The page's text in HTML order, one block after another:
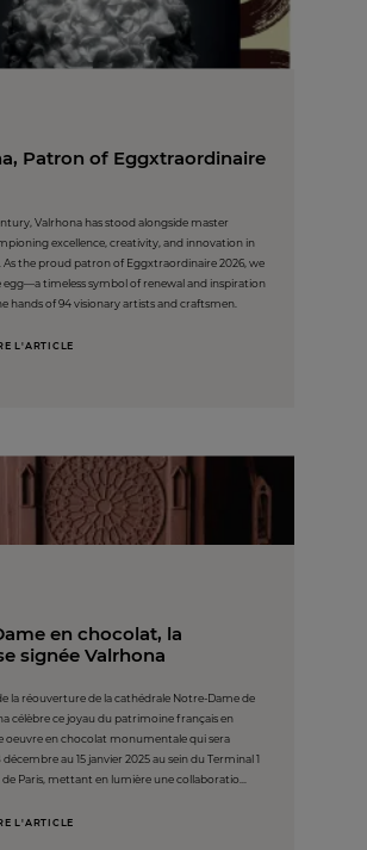
Patron of Eggxtraordinaire
Valrhona has stood alongside master
excellence, creativity, and innovation in
the proud patron of Eggxtraordinaire 2026, we
egg—a timeless symbol of renewal and inspiration
of 94 visionary artists and craftsmen.
L'ARTICLE
en chocolat, la
signée Valrhona
la réouverture de la cathédrale Notre-Dame de
célèbre ce joyau du patrimoine français en
oeuvre en chocolat monumentale qui sera
au 15 janvier 2025 au sein du Terminal 1
de Paris, mettant en lumière une collaboratio...
L'ARTICLE